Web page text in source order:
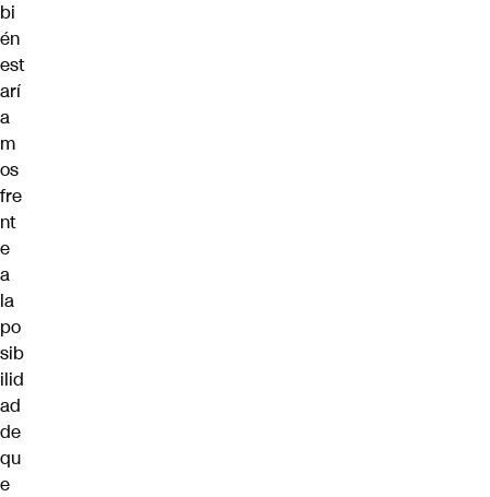
bi
én
est
arí
a
m
os
fre
nt
e
a
la
po
sib
ilid
ad
de
qu
e